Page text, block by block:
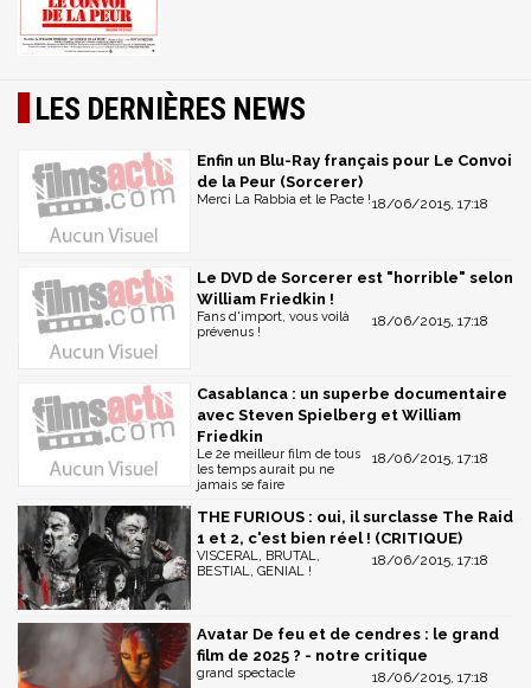
LES DERNIÈRES NEWS
Enfin un Blu-Ray français pour Le Convoi
de la Peur (Sorcerer)
18/06/2015, 17:18
Merci La Rabbia et le Pacte !
Le DVD de Sorcerer est "horrible" selon
William Friedkin !
18/06/2015, 17:18
Fans d'import, vous voilà
prévenus !
Casablanca : un superbe documentaire
avec Steven Spielberg et William
Friedkin
18/06/2015, 17:18
Le 2e meilleur film de tous
les temps aurait pu ne
jamais se faire
THE FURIOUS : oui, il surclasse The Raid
1 et 2, c'est bien réel ! (CRITIQUE)
18/06/2015, 17:18
VISCERAL, BRUTAL,
BESTIAL, GENIAL !
Avatar De feu et de cendres : le grand
film de 2025 ? - notre critique
18/06/2015, 17:18
grand spectacle